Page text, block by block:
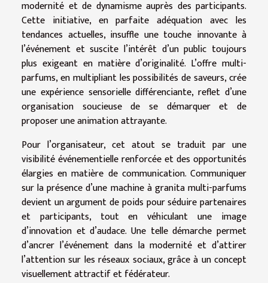
modernité et de dynamisme auprès des participants.
Cette initiative, en parfaite adéquation avec les
tendances actuelles, insuffle une touche innovante à
l’événement et suscite l’intérêt d’un public toujours
plus exigeant en matière d’originalité. L’offre multi-
parfums, en multipliant les possibilités de saveurs, crée
une expérience sensorielle différenciante, reflet d’une
organisation soucieuse de se démarquer et de
proposer une animation attrayante.
Pour l’organisateur, cet atout se traduit par une
visibilité événementielle renforcée et des opportunités
élargies en matière de communication. Communiquer
sur la présence d’une machine à granita multi-parfums
devient un argument de poids pour séduire partenaires
et participants, tout en véhiculant une image
d’innovation et d’audace. Une telle démarche permet
d’ancrer l’événement dans la modernité et d’attirer
l’attention sur les réseaux sociaux, grâce à un concept
visuellement attractif et fédérateur.